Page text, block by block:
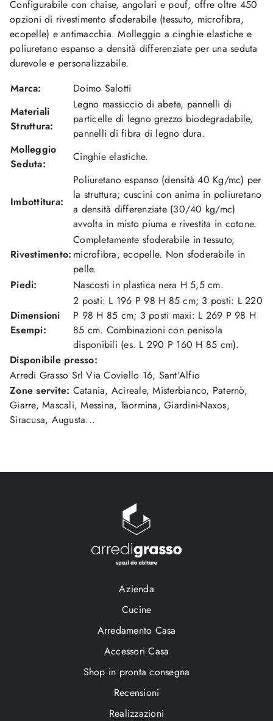
Configurabile con chaise, angolari e pouf, offre oltre 450
opzioni di rivestimento sfoderabile (tessuto, microfibra,
ecopelle) e antimacchia. Molleggio a cinghie elastiche e
poliuretano espanso a densità differenziate per una seduta
durevole e personalizzabile.
Marca:
Doimo Salotti
Materiali
Struttura:
Legno massiccio di abete, pannelli di
particelle di legno grezzo biodegradabile,
pannelli di fibra di legno dura.
Molleggio
Seduta:
Cinghie elastiche.
Imbottitura:
Poliuretano espanso (densità 40 Kg/mc) per
la struttura; cuscini con anima in poliuretano
a densità differenziate (30/40 kg/mc)
avvolta in misto piuma e rivestita in cotone.
Rivestimento:
Completamente sfoderabile in tessuto,
microfibra, ecopelle. Non sfoderabile in
pelle.
Piedi:
Nascosti in plastica nera H 5,5 cm.
Dimensioni
Esempi:
2 posti: L 196 P 98 H 85 cm; 3 posti: L 220
P 98 H 85 cm; 3 posti maxi: L 269 P 98 H
85 cm. Combinazioni con penisola
disponibili (es. L 290 P 160 H 85 cm).
Disponibile presso:
Arredi Grasso Srl Via Coviello 16, Sant'Alfio
Zone servite: Catania, Acireale, Misterbianco, Paternò,
Giarre, Mascali, Messina, Taormina, Giardini-Naxos,
Siracusa, Augusta...
Azienda
Cucine
Arredamento Casa
Accessori Casa
Shop in pronta consegna
Recensioni
Realizzazioni